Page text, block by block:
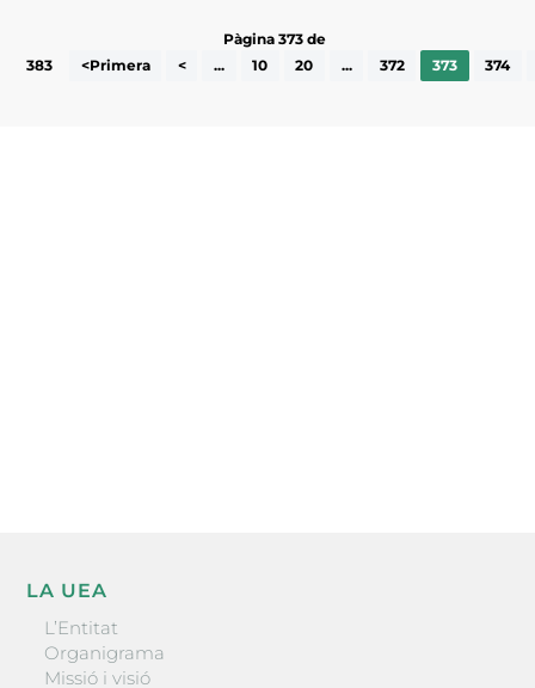
Pàgina 373 de
383
<Primera < ... 10 20 ... 372 373 374
LA UEA
L’Entitat
Organigrama
Missió i visió